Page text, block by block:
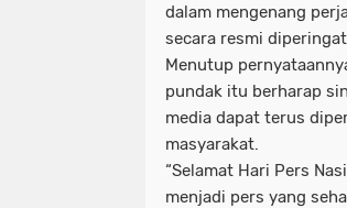
dalam mengenang
secara resmi
Menutup
pundak itu berharap
media dapat terus
masyarakat.
“Selamat Hari Pers
menjadi pers yang